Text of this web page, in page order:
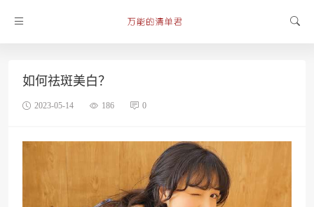
如何祛斑美白？
2023-05-14 186 0